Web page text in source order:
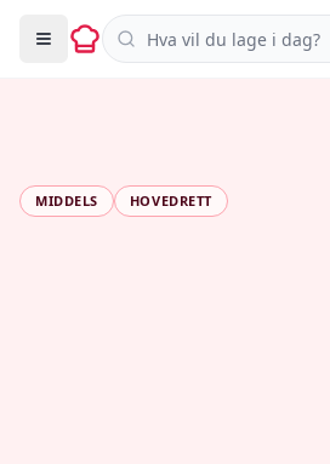
Søk i oppskrifter
MIDDELS HOVEDRETT